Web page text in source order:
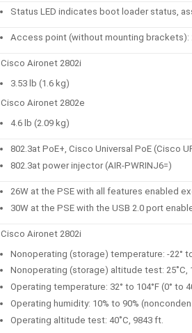
Status LED indicates boot loader status,
Access point (without mounting brackets):
Cisco Aironet 2802i
3.53 lb (1.6 kg)
Cisco Aironet 2802e
4.6 lb (2.09 kg)
802.3at PoE+, Cisco Universal PoE (Cisco
802.3at power injector (AIR-PWRINJ6=)
26W at the PSE with all features enabled
30W at the PSE with the USB 2.0 port
Cisco Aironet 2802i
Nonoperating (storage) temperature: -22° to
Nonoperating (storage) altitude test: 25˚C,
Operating temperature: 32° to 104°F (0° to
Operating humidity: 10% to 90%
Operating altitude test: 40˚C, 9843 ft.